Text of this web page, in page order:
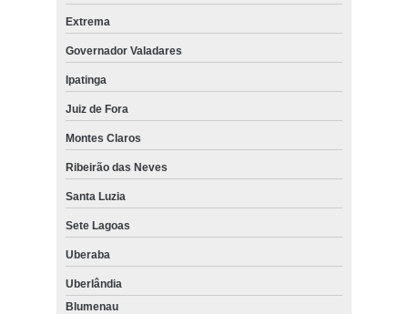
Extrema
Governador Valadares
Ipatinga
Juiz de Fora
Montes Claros
Ribeirão das Neves
Santa Luzia
Sete Lagoas
Uberaba
Uberlândia
Blumenau